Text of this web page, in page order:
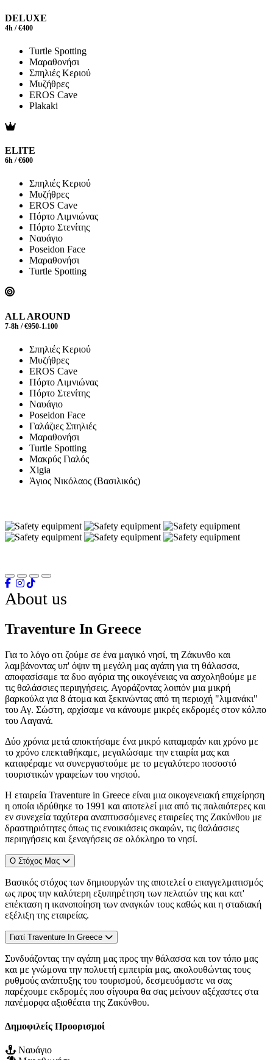
DELUXE
4h / €400
Turtle Spotting
Μαραθονήσι
Σπηλιές Κεριού
Μυζήθρες
EROS Cave
Plakaki
ELITE
6h / €600
Σπηλιές Κεριού
Μυζήθρες
EROS Cave
Πόρτο Λιμνιώνας
Πόρτο Στενίτης
Ναυάγιο
Poseidon Face
Μαραθονήσι
Turtle Spotting
ALL AROUND
7-8h / €950-1.100
Σπηλιές Κεριού
Μυζήθρες
EROS Cave
Πόρτο Λιμνιώνας
Πόρτο Στενίτης
Ναυάγιο
Poseidon Face
Γαλάζιες Σπηλιές
Μαραθονήσι
Turtle Spotting
Μακρύς Γιαλός
Xigia
Άγιος Νικόλαος (Βασιλικός)
About us
Traventure In Greece
Για το λόγο οτι ζούμε σε ένα μαγικό νησί, τη Ζάκυνθο και
λαμβάνοντας υπ' όψιν τη μεγάλη μας αγάπη για τη θάλασσα,
αποφασίσαμε τα δυο αγόρια της οικογένειας να ασχοληθούμε με
τις θαλάσσιες περιηγήσεις. Αγοράζοντας λοιπόν μια μικρή
βαρκούλα για 8 άτομα και ξεκινώντας από τη περιοχή "λιμανάκι"
του Αγ. Σώστη, αρχίσαμε να κάνουμε μικρές εκδρομές στον κόλπο
του Λαγανά.
Δύο χρόνια μετά αποκτήσαμε ένα μικρό καταμαράν και χρόνο με
το χρόνο επεκταθήκαμε, μεγαλώσαμε την εταιρία μας και
καταφέραμε να συνεργαστούμε με το μεγαλύτερο ποσοστό
τουριστικών γραφείων του νησιού.
Η εταιρεία Traventure in Greece είναι μια οικογενειακή επιχείρηση
η οποία ιδρύθηκε το 1991 και αποτελεί μια από τις παλαιότερες και
εν συνεχεία ταχύτερα αναπτυσσόμενες εταιρείες της Ζακύνθου με
δραστηριότητες όπως τις ενοικιάσεις σκαφών, τις θαλάσσιες
περιηγήσεις και ξεναγήσεις σε ολόκληρο το νησί.
Ο Στόχος Μας
Βασικός στόχος των δημιουργών της αποτελεί ο επαγγελματισμός
ως προς την καλύτερη εξυπηρέτηση των πελατών της και κατ'
επέκταση η ικανοποίηση των αναγκών τους καθώς και η σταδιακή
εξέλιξη της εταιρείας.
Γιατί Traventure In Greece
Συνδυάζοντας την αγάπη μας προς την θάλασσα και τον τόπο μας
και με γνώμονα την πολυετή εμπειρία μας, ακολουθώντας τους
ρυθμούς ανάπτυξης του τουρισμού, δεσμευόμαστε να σας
παρέχουμε εκδρομές που σίγουρα θα σας μείνουν αξέχαστες στα
πανέμορφα αξιοθέατα της Ζακύνθου.
Δημοφιλείς Προορισμοί
Ναυάγιο